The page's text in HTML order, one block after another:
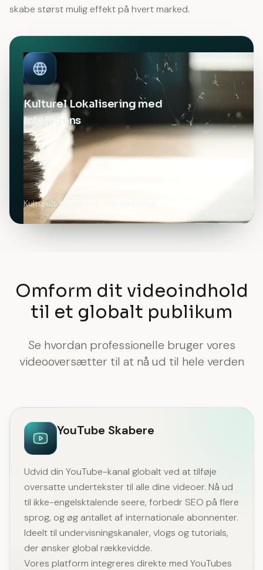
skabe størst mulig effekt på hvert marked.
Kulturel Lokalisering med
Intelligens
Kulturelt tilpassede oversættelser
Omform dit videoindhold
til et globalt publikum
Se hvordan professionelle bruger vores
videooversætter til at nå ud til hele verden
YouTube Skabere
Udvid din YouTube-kanal globalt ved at tilføje
oversatte undertekster til alle dine videoer. Nå ud
til ikke-engelsktalende seere, forbedr SEO på flere
sprog, og øg antallet af internationale abonnenter.
Ideelt til undervisningskanaler, vlogs og tutorials,
der ønsker global rækkevidde.
Vores platform integreres direkte med YouTubes